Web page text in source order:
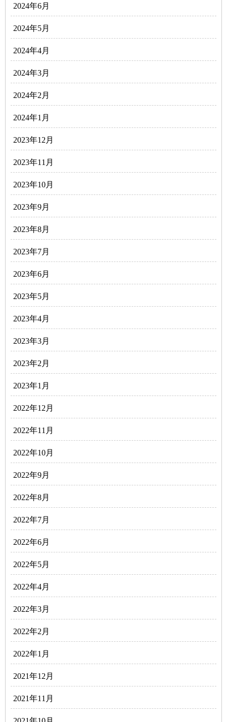
2024年6月
2024年5月
2024年4月
2024年3月
2024年2月
2024年1月
2023年12月
2023年11月
2023年10月
2023年9月
2023年8月
2023年7月
2023年6月
2023年5月
2023年4月
2023年3月
2023年2月
2023年1月
2022年12月
2022年11月
2022年10月
2022年9月
2022年8月
2022年7月
2022年6月
2022年5月
2022年4月
2022年3月
2022年2月
2022年1月
2021年12月
2021年11月